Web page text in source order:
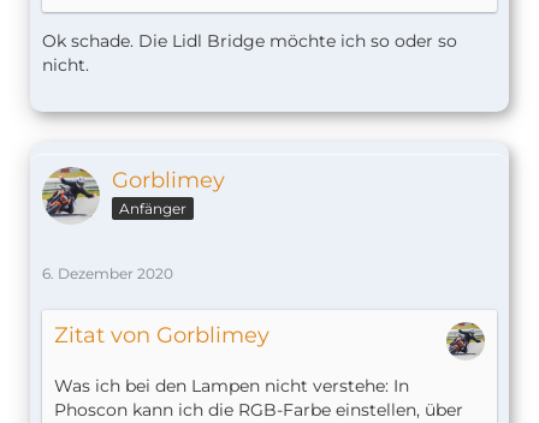
Ok schade. Die Lidl Bridge möchte ich so oder so
nicht.
Gorblimey
Anfänger
6. Dezember 2020
Zitat von Gorblimey
Was ich bei den Lampen nicht verstehe: In
Phoscon kann ich die RGB-Farbe einstellen, über